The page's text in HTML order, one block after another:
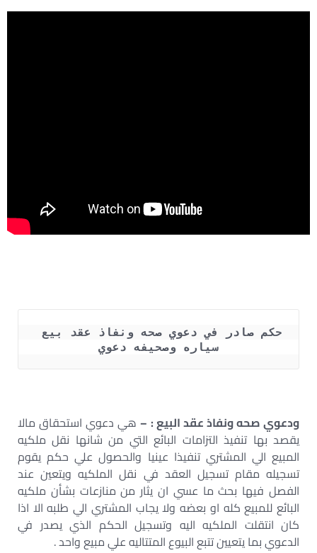
سياره وصحيفه دعوي
ودعوي صحه ونفاذ عقد البيع : –هي دعوي استحقاق مالا
يقصد بها تنفيذ التزامات البائع التي من شانها نقل ملكيه
المبيع الي المشتري تنفيذا عينيا والحصول علي حكم يقوم
تسجيله مقام تسجيل العقد في نقل الملكيه ويتعين عند
الفصل فيها بحث ما عسي ان يثار من منازعات بشأن ملكيه
البائع للمبيع كله او بعضه ولا يجاب المشتري الي طلبه الا اذا
كان انتقلت الملكيه اليه وتسجيل الحكم الذي يصدر في
الدعوي بما يتعيين تتبع البيوع المتتاليه علي مبيع واحد .